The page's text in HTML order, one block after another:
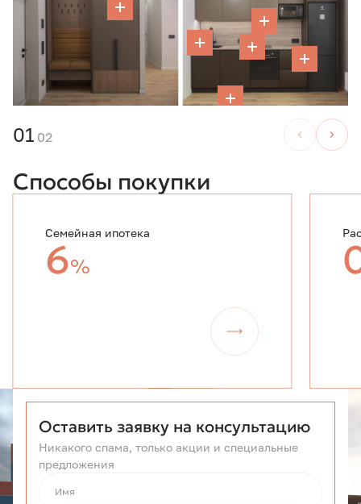
01 02
Способы покупки
Семейная ипотека
6%
Оставить заявку на консультацию
Никакого спама, только акции и специальные
предложения
Имя